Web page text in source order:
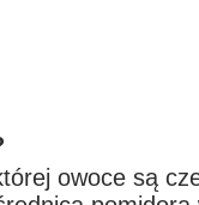
owoce są